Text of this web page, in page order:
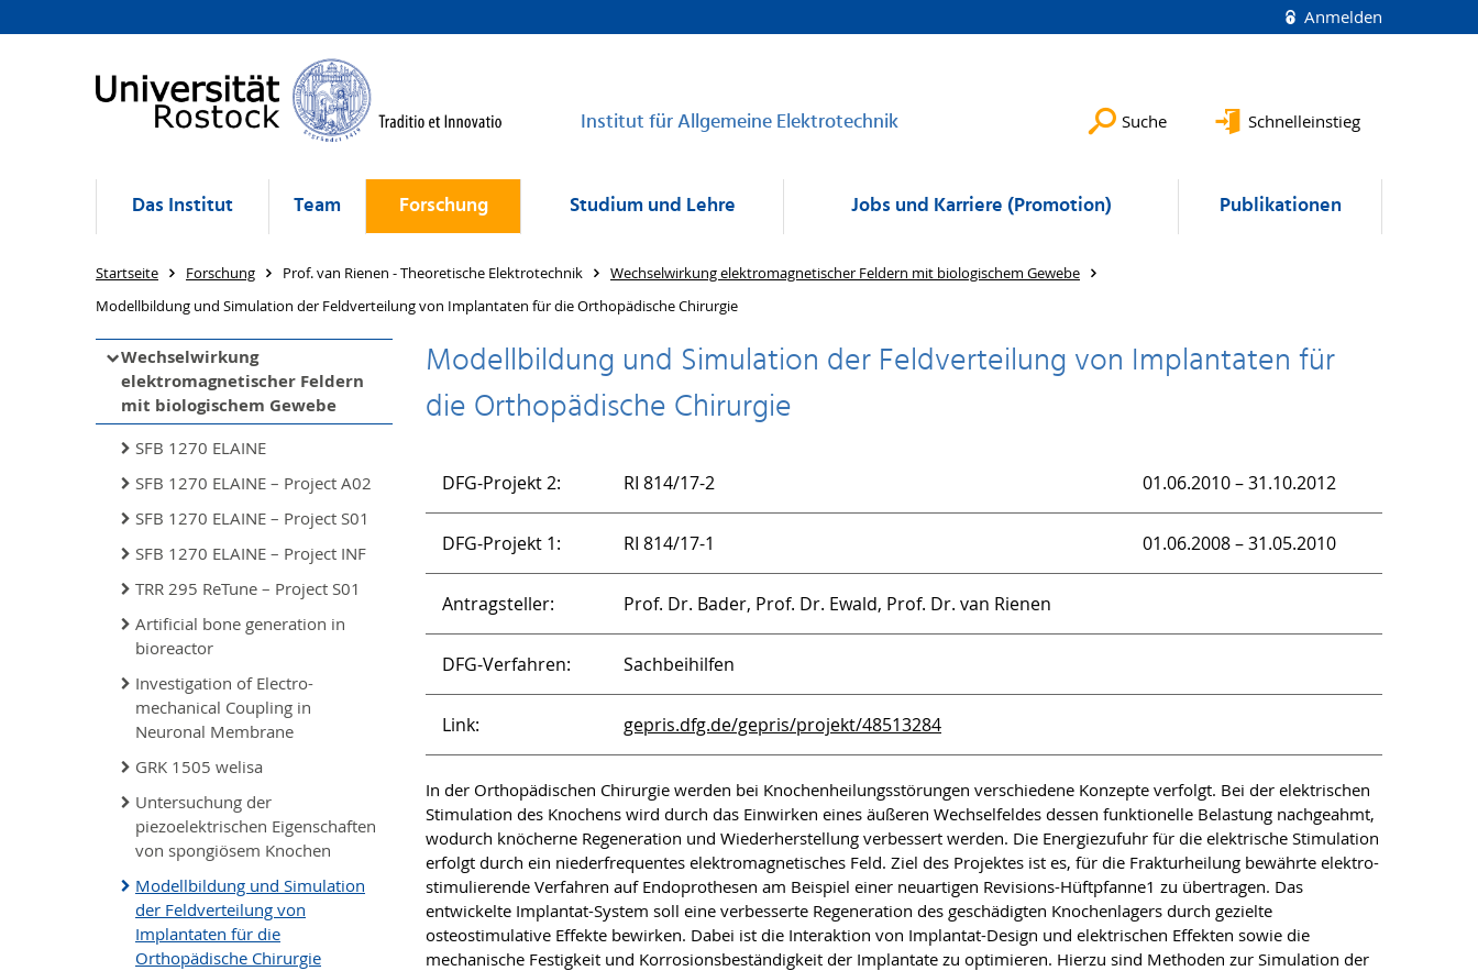
Anmelden
Institut für Allgemeine Elektrotechnik Suche Schnelleinstieg
Das Institut Team Forschung Studium und Lehre Jobs und Karriere (Promotion) Publikationen
Startseite Forschung Prof. van Rienen - Theoretische Elektrotechnik
Wechselwirkung elektromagnetischer Feldern mit biologischem Gewebe
Modellbildung und Simulation der Feldverteilung von Implantaten für die Orthopädische Chirurgie
Wechselwirkung
elektromagnetischer Feldern
mit biologischem Gewebe
SFB 1270 ELAINE
SFB 1270 ELAINE – Project A02
SFB 1270 ELAINE – Project S01
SFB 1270 ELAINE – Project INF
TRR 295 ReTune – Project S01
Artificial bone generation in
bioreactor
Investigation of Electro-
mechanical Coupling in
Neuronal Membrane
GRK 1505 welisa
Untersuchung der
piezoelektrischen Eigenschaften
von spongiösem Knochen
Modellbildung und Simulation
der Feldverteilung von
Implantaten für die
Orthopädische Chirurgie
Modellbildung und Simulation der Feldverteilung von Implantaten für
die Orthopädische Chirurgie
DFG-Projekt 2: RI 814/17-2 01.06.2010 – 31.10.2012
DFG-Projekt 1: RI 814/17-1 01.06.2008 – 31.05.2010
Antragsteller: Prof. Dr. Bader, Prof. Dr. Ewald, Prof. Dr. van Rienen
DFG-Verfahren: Sachbeihilfen
Link: gepris.dfg.de/gepris/projekt/48513284
In der Orthopädischen Chirurgie werden bei Knochenheilungsstörungen verschiedene Konzepte verfolgt. Bei der elektrischen
Stimulation des Knochens wird durch das Einwirken eines äußeren Wechselfeldes dessen funktionelle Belastung nachgeahmt,
wodurch knöcherne Regeneration und Wiederherstellung verbessert werden. Die Energiezufuhr für die elektrische Stimulation
erfolgt durch ein niederfrequentes elektromagnetisches Feld. Ziel des Projektes ist es, für die Frakturheilung bewährte elektro-
stimulierende Verfahren auf Endoprothesen am Beispiel einer neuartigen Revisions-Hüftpfanne1 zu übertragen. Das
entwickelte Implantat-System soll eine verbesserte Regeneration des geschädigten Knochenlagers durch gezielte
osteostimulative Effekte bewirken. Dabei ist die Interaktion von Implantat-Design und elektrischen Effekten sowie die
mechanische Festigkeit und Korrosionsbeständigkeit der Implantate zu optimieren. Hierzu sind Methoden zur Simulation der